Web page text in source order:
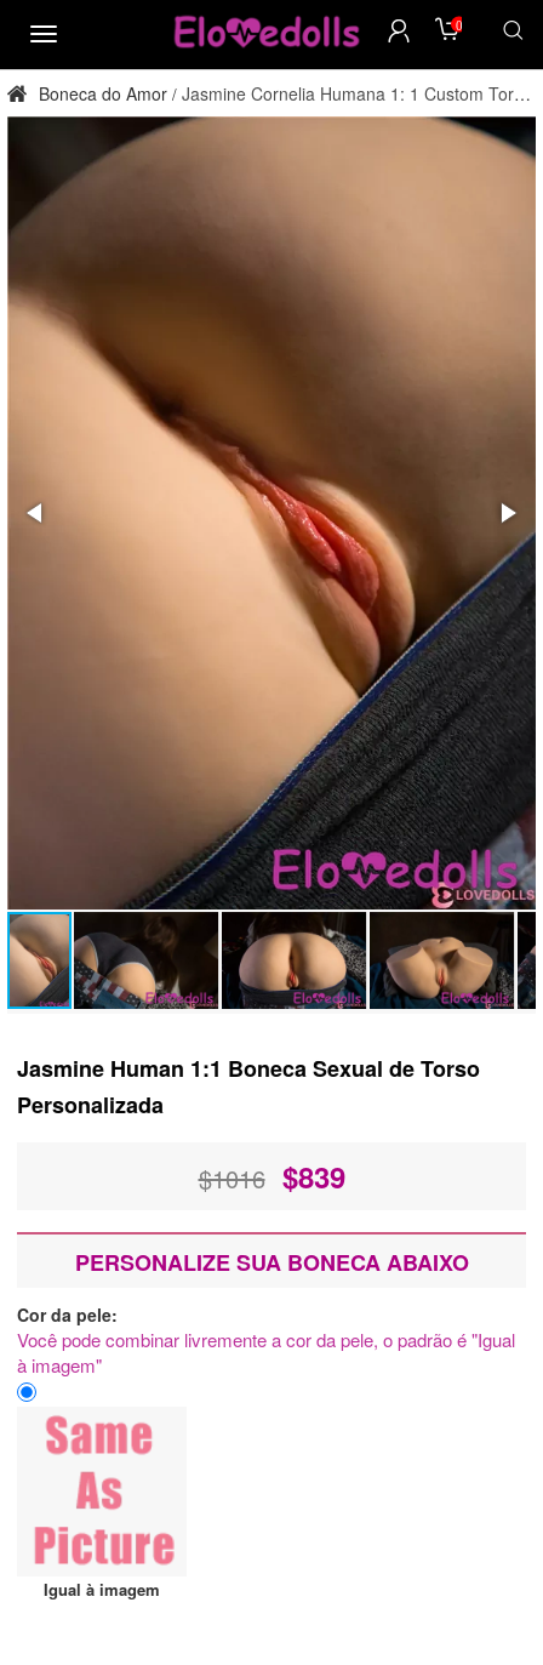
cardápio
0
Boneca do Amor / Jasmine Cornelia Humana 1: 1 Custom Torso
Sex Doll
Jasmine Human 1:1 Boneca Sexual de Torso
Personalizada
$1016 $839
PERSONALIZE SUA BONECA ABAIXO
Cor da pele:
Você pode combinar livremente a cor da pele, o padrão é "Igual
à imagem"
Igual à imagem